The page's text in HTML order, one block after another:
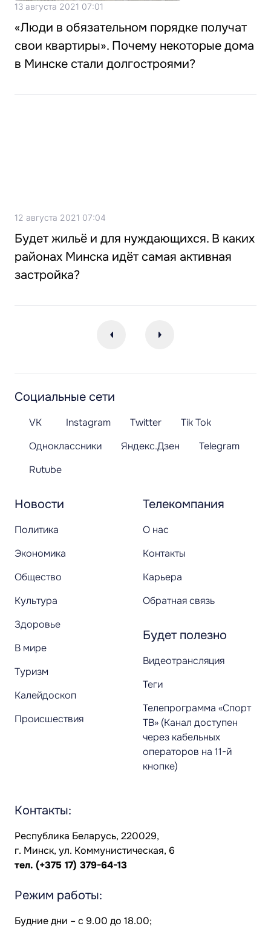
13 августа 2021 07:01
«Люди в обязательном порядке получат
свои квартиры». Почему некоторые дома
в Минске стали долгостроями?
12 августа 2021 07:04
Будет жильё и для нуждающихся. В каких
районах Минска идёт самая активная
застройка?
Новости
Политика
Экономика
Общество
Культура
Здоровье
В мире
Туризм
Калейдоскоп
Происшествия
Телекомпания
О нас
Контакты
Карьера
Обратная связь
Будет полезно
Видеотрансляция
Теги
Телепрограмма «Спорт
ТВ» (Канал доступен
через кабельных
операторов на 11-й
кнопке)
Социальные сети
VK Instagram Twitter
Tik Tok
Одноклассники
Яндекс.Дзен
Telegram
Rutube
Контакты:
Республика Беларусь, 220029,
г. Минск, ул. Коммунистическая, 6
тел. (+375 17) 379-64-13
Режим работы:
Будние дни – с 9.00 до 18.00;